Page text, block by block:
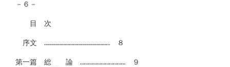
－６－
目　次
序文　…………………………………………　８
第一篇　総　　論　……………………………　９